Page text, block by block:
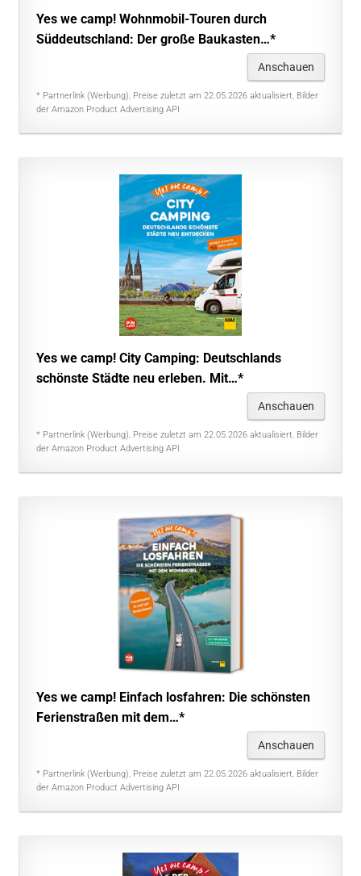
Yes we camp! Wohnmobil-Touren durch
Süddeutschland: Der große Baukasten…*
Anschauen
* Partnerlink (Werbung), Preise zuletzt am 22.05.2026 aktualisiert, Bilder
der Amazon Product Advertising API
Yes we camp! City Camping: Deutschlands
schönste Städte neu erleben. Mit…*
Anschauen
* Partnerlink (Werbung), Preise zuletzt am 22.05.2026 aktualisiert, Bilder
der Amazon Product Advertising API
Yes we camp! Einfach losfahren: Die schönsten
Ferienstraßen mit dem…*
Anschauen
* Partnerlink (Werbung), Preise zuletzt am 22.05.2026 aktualisiert, Bilder
der Amazon Product Advertising API